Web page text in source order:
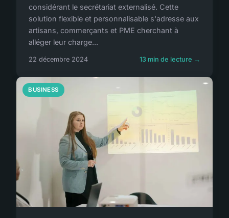
considérant le secrétariat externalisé. Cette
solution flexible et personnalisable s'adresse aux
artisans, commerçants et PME cherchant à
alléger leur charge...
22 décembre 2024 13 min de lecture →
BUSINESS